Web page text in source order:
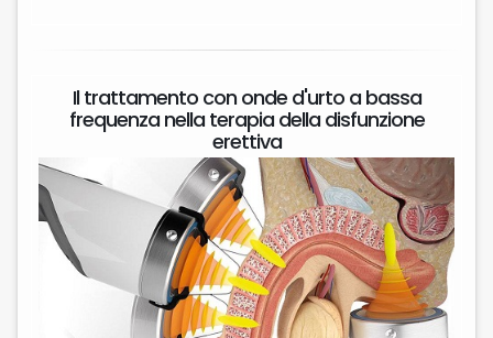
Il trattamento con onde d'urto a bassa
frequenza nella terapia della disfunzione
erettiva